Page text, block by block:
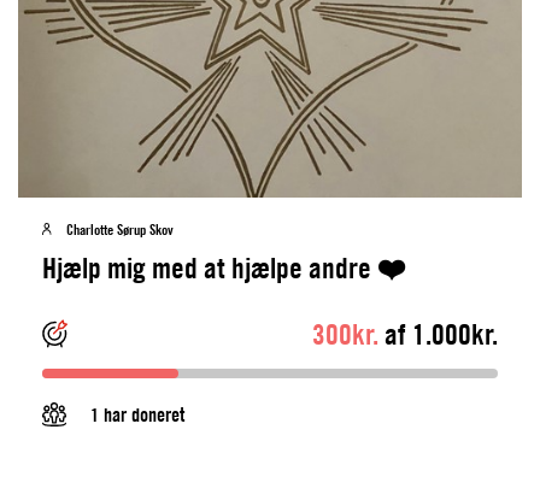
Charlotte Sørup Skov
Hjælp mig med at hjælpe andre ❤️
300kr. af 1.000kr.
1 har doneret